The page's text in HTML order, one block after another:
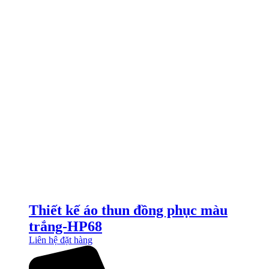
Thiết kế áo thun đồng phục màu
trắng-HP68
Liên hệ đặt hàng